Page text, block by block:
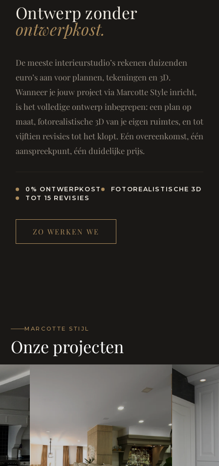
Ontwerp zonder
ontwerpkost.
De meeste interieurstudio’s rekenen duizenden
euro’s aan voor plannen, tekeningen en 3D.
Wanneer je jouw project via Marcotte Style inricht,
is het volledige ontwerp inbegrepen: een plan op
maat, fotorealistische 3D van je eigen ruimtes, en tot
vijftien revisies tot het klopt. Eén overeenkomst, één
aanspreekpunt, één duidelijke prijs.
0% ONTWERPKOST
FOTOREALISTISCHE 3D
TOT 15 REVISIES
ZO WERKEN WE
MARCOTTE STIJL
Onze projecten